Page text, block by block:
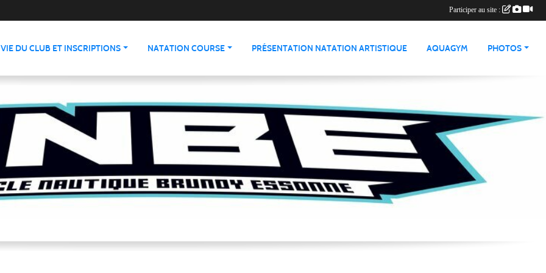
VIE DU CLUB ET INSCRIPTIONS NATATION COURSE PRÉSENTATION NATATION ARTISTIQUE AQUAGYM PHOTOS
Participer au site :